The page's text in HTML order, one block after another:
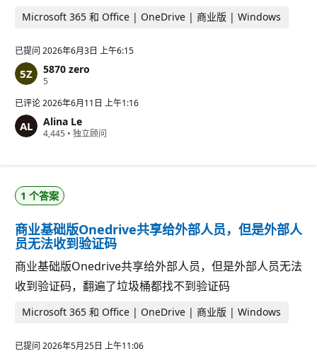
Microsoft 365 和 Office | OneDrive | 商业版 | Windows
已提问 2026年6月3日 上午6:15
5870 zero
5
分
已评论2026年6月11日 上午1:16
Alina Le
4,445 信
• 独立顾问
1 个答案
商业基础版Onedrive共享给外部人员，但是外部人
员无法收到验证码
商业基础版Onedrive共享给外部人员，但是外部人员无法
收到验证码，翻遍了垃圾桶都找不到验证码
Microsoft 365 和 Office | OneDrive | 商业版 | Windows
已提问 2026年5月25日 上午11:06